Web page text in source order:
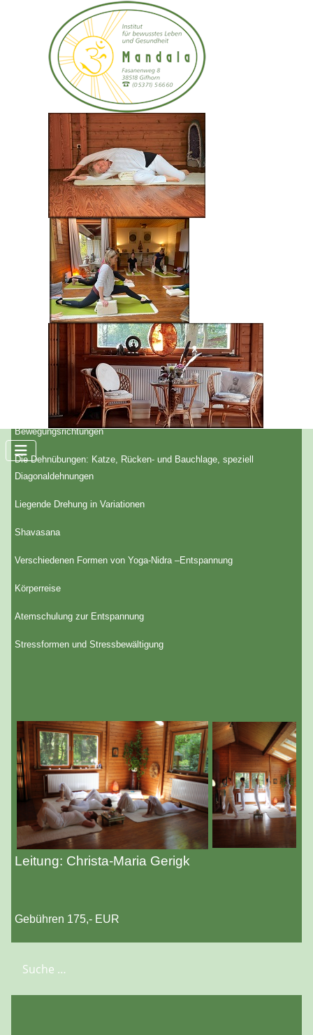
Samstag den 15. März 2025, Start 09.00Uhr - ca. 18.00
Sonntag den 16. März 2025 von 09.00 bis ca. 13.00 Uhr
Einführung in die Welt des Yoga, auch per ZOOM
möglich
Einführung in den Raja-Yoga und die Yogaphilosophie
Der Begriff „Gesundheit und Krankheit“ aus ganzheitlicher Sicht
Hatha-Yoga in Theorie und Praxis – leichte Formen aller
Bewegungsrichtungen
Die Dehnübungen: Katze, Rücken- und Bauchlage, speziell
Diagonaldehnungen
Liegende Drehung in Variationen
Shavasana
Verschiedenen Formen von Yoga-Nidra –Entspannung
Körperreise
Atemschulung zur Entspannung
Stressformen und Stressbewältigung
Leitung: Christa-Maria Gerigk
Gebühren 175,- EUR
Suchen